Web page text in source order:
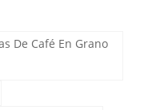
De Café En Grano